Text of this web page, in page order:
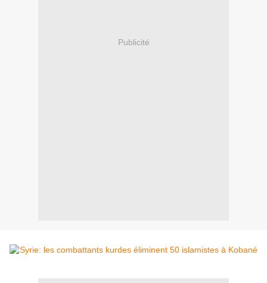
Publicité